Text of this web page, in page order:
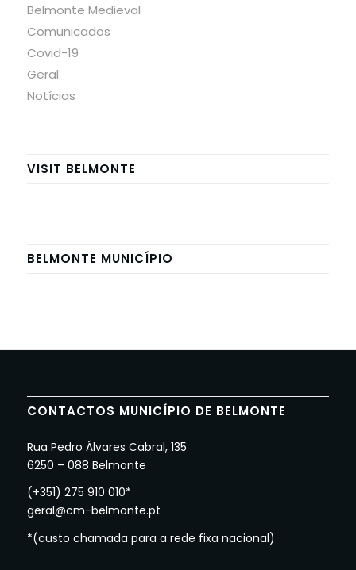
Belmonte Medieval
Comunicados
Covid-19
Geral
Notícias
VISIT BELMONTE
BELMONTE MUNICÍPIO
CONTACTOS MUNICÍPIO DE BELMONTE
Rua Pedro Álvares Cabral, 135
6250 – 088 Belmonte
(+351) 275 910 010*
geral@cm-belmonte.pt
*(custo chamada para a rede fixa nacional)